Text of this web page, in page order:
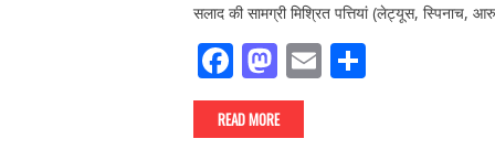
सलाद की सामग्री मिश्रित पत्तियां (लेट्यूस, स्पिनाच,
F
ac
e
M
as
to
E S
READ MORE